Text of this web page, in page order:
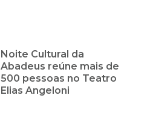
Noite Cultural da
Abadeus reúne mais de
500 pessoas no Teatro
Elias Angeloni